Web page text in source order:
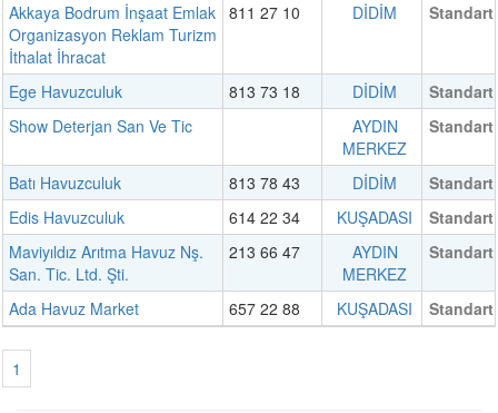
Akkaya Bodrum İnşaat Emlak
Organizasyon Reklam Turizm
İthalat İhracat
811 27 10 DİDİM Standart
Ege Havuzculuk 813 73 18 DİDİM
Standart
Show Deterjan San Ve Tic
AYDIN
MERKEZ
Standart
Batı Havuzculuk 813 78 43 DİDİM
Standart
Edis Havuzculuk
614 22 34 KUŞADASI
Standart
Maviyıldız Arıtma Havuz Nş.
San. Tic. Ltd. Şti.
213 66 47
AYDIN
MERKEZ
Standart
Ada Havuz Market 657 22 88 KUŞADASI Standart
1